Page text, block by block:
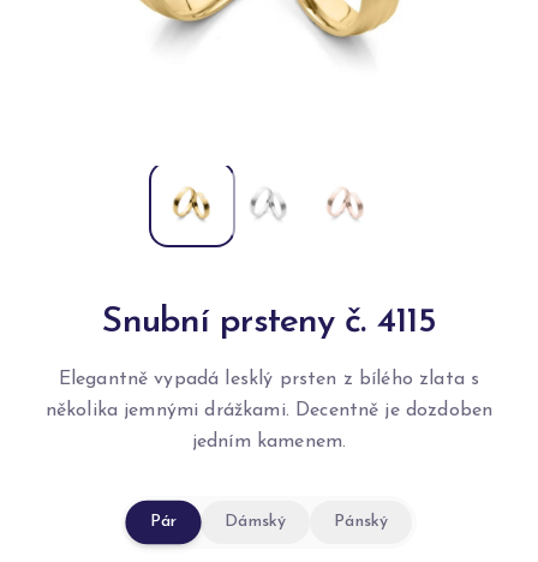
Snubní prsteny č. 4115
Elegantně vypadá lesklý prsten z bílého zlata s
několika jemnými drážkami. Decentně je dozdoben
jedním kamenem.
Pár Dámský Pánský